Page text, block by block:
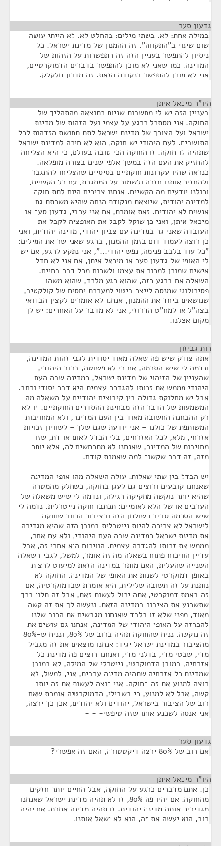
גדעון סער
במילה אחת: לא. בשתי מילים: בהחלט לא. לא הייתי עושה
שום שינוי ב"התקווה". זה ההמנון של מדינת ישראל. כל
ניסיון להתפשר בעניין הזה זה התפשרות על הזהות של
המדינה. כמו שאני לא מוכן להתפשר בדברים הדמוקרטיים,
אני לא מוכן להתפשר בנקודה הזאת. זה מדרון חלקלק.
היו"ר מיכאל איתן
בעניין הזה יש לי מחשבות שניות כתוצאה מהתהליך של
החוקה. אני מסתכל כרגע על עצמי ועל הזהות של מדינת
ישראל ועל הצורך של מדינת ישראל לתת תחושת הזדהות לכל
התושבים. לעם היהודי יש חוקה, הוא לא חיכה למדינת ישראל
שתהיה לו חוקה. זו החוקה הכי טובה בעולם, כי היא הצליחה
להחזיק את העם הזה במשך אלפי שנים בצורה מופלאה.
כנראה שהיו עקרונות חוקתיים בסיסיים שהצליחו להתגבר
ולהחזיר אותנו חזרה ולשמור על המסגרת, עם כל הקשיים,
וכולנו יודעים מה הקשיים. אנחנו צריכים היום לתת חוקה
למדינה יהודית, שיוצאת מנקודת הנחה שהיא משרתת גם
אנשים לא יהודים. זאת אומרת, אם אני ערבי, גדעון סער או
מיכאל איתן, ואני כן שוקל לקבל את האופציה לקבל את
העובדה שאני גר במדינה עם צביון יהודי, מדינה יהודית, ואני
כן רוצה לעמוד דום בזמן ההמנון, ברגע שאני שר את המילים:
"כל עוד בלבב פנימה, נפש יהודי...", אני נתקע לרגע, אם יש
לי האופי של גדעון סער או מיכאל איתן, אם אני לא חדל
אישים שמוכן למכור את עצמו ולשכוח מכל דבר בחיים.
השאלה אם ברגע כזה, שהוא רגע מלכד, שהוא משהו
פסיכולוגי שמנסה לייצר ביטוי למערכת יחסים של קולקטיב,
שנושאים ביחד את ההמנון, אנחנו לא אומרים לקצין הבדואי
בצה"ל או למח"ט הדרוזי, אני לא מדבר על האחרים: יש לך
מקום אצלנו.
רות גביזון
אתה צודק שיש פה שאלה מאוד יסודית לגבי זהות המדינה,
ונדמה לי שיש הסכמה, אם כי לא פשוטה, ברוב היהודי,
שהעניין של הזיהוי של מדינת ישראל, כמדינה שבה העם
היהודי מממש את זכותו להגדרה עצמית היא דבר יסודי ורחב.
אבל יש מחלוקת גדולה בין קיבוצים יהודיים על השאלה מה
המשמעות של הדבר הזה מבחינת ההסדרים החוקתיים. זו לא
רק ההבחנה החשובה מאוד בין העם המדינה, ולא המחויבות
המשותפת של כולנו – אני יודעת שגם שלך – לשוויון זכויות
אזרחי, מלא, לכל האזרחים, בלי הבדל לאום או דת, שזו
מחויבות של המדינה, שאנחנו לא מתכחשים לה, אלא יותר
מזה, זה דבר שקשור למה שאמרת קודם.
יש הבדל בין שתי שאלות. עולה השאלה מהו אופי המדינה
שאנחנו קובעים ורוצים גם לעגן בחוקה, כשחלק מהמטרה
שהיא יותר נוקשה מחקיקה רגילה, ונדמה לי שיש משאלה של
הערבים או של הלא לאומיים: תכתבו חוקה נייטרלית. נדמה לי
שיש הסכמה סביב השולחן הזה ובציבור הרחב שחוקה
לישראל לא צריכה להיות נייטרלית במובן הזה שהיא מגדירה
את מדינת ישראל כמדינה שבה העם היהודי, ולא עם אחר,
מממש את זכותו להגדרה עצמית. הוויכוח הוא אחרי זה, אבל
עדיין הוויכוח פתוח בשאלה מה זה אומר, למשל, לגבי השאלה
השנייה שהעלית, האם מותר במדינה הזאת למיעוט לרצות
באופן דמוקרטי לשנות את האופי של המדינה. החוקה לא
נותנת על זה תשובה שלילית, היא אומרת שבדמוקרטיה, אם
זה באמת דמוקרטי, אתה יכול לעשות זאת, אבל זה תלוי בכך
שתשכנע את הציבור במדינה הזאת. ונעשה לך את זה קשה
מאוד, מפני שלא זו בלבד שאנחנו מגבשים את הרוב שלנו
להכרזה על האופי היהודי של המדינה, אנחנו גם עושים את
זה נוקשה. נניח שהחוקה תהיה ברוב של 80%, ונניח ש-80%
מהציבור במדינת ישראל יגיד: אנחנו מוצאים את זה מגביל
מדי, שבטי מדי, בדלני מדי, ואנחנו רוצים פה מדינת כל
אזרחיה, במובן הדמוקרטי, נייטרלי של המילה, לא במובן
שמדינת כל אזרחיה שתהיה מדינה ערבית, אני, למשל, לא
רוצה למנוע את זה בחוקה. אני רוצה לעשות את זה יותר
קשה, אבל לא למנוע, כי בשבילי, הדמוקרטיה אומרת שאם
רוב של הציבור בישראל, יהודים ולא יהודים, אכן כך ירצה,
אני אנסה לשכנע אותו שזה טיפשי- - -
גדעון סער
אם רוב של 80% ירצה דיקטטורה, האם זה אפשרי?
היו"ר מיכאל איתן
כן. אתם מדברים כרגע על החוקה, אבל החיים יותר חזקים
מהחוקה. אם יהיו פה 80%, זו לא תהיה מדינת ישראל שאנחנו
מגדירים אותה מדינה יהודית. זו תהיה מדינה אחרת. אם יהיה
רוב, הוא יעשה את זה, הוא לא ישאל אותנו.